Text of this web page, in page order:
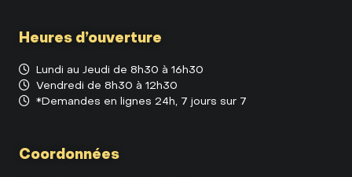
Heures d’ouverture
Lundi au Jeudi de 8h30 à 16h30
Vendredi de 8h30 à 12h30
*Demandes en lignes 24h, 7 jours sur 7
Coordonnées